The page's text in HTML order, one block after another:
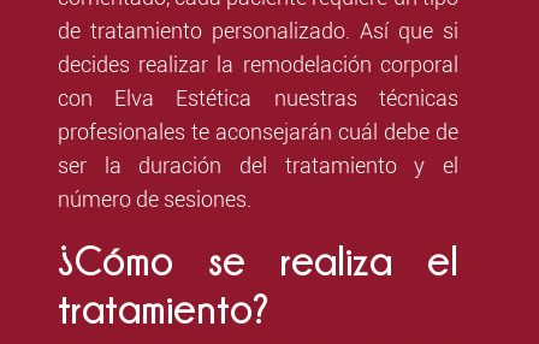
de tratamiento personalizado. Así que si
decides realizar la remodelación corporal
con Elva Estética nuestras técnicas
profesionales te aconsejarán cuál debe de
ser la duración del tratamiento y el
número de sesiones.
¿Cómo se realiza el
tratamiento?